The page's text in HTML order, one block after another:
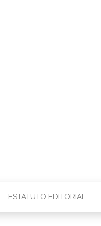
ESTATUTO EDITORIAL